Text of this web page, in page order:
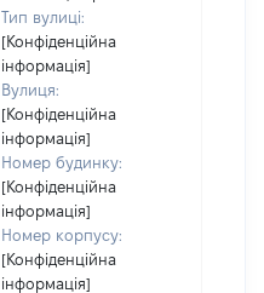
Тип вулиці:
[Конфіденційна
інформація]
Вулиця:
[Конфіденційна
інформація]
Номер будинку:
[Конфіденційна
інформація]
Номер корпусу:
[Конфіденційна
інформація]